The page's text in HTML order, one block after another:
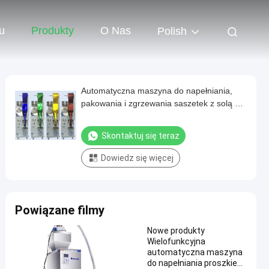
Produkty O Nas Polish
Automatyczna maszyna do napełniania,
pakowania i zgrzewania saszetek z solą do
Skontaktuj się teraz
Dowiedz się więcej
Powiązane filmy
Nowe produkty
Wielofunkcyjna
automatyczna maszyna
do napełniania proszkiem